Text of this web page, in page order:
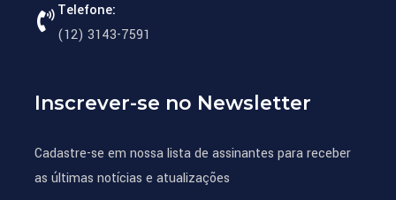
Telefone:
(12) 3143-7591
Inscrever-se no Newsletter
Cadastre-se em nossa lista de assinantes para receber
as últimas notícias e atualizações